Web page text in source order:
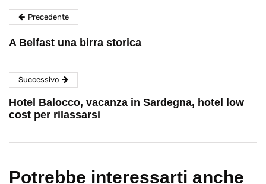
Precedente
A Belfast una birra storica
Successivo
Hotel Balocco, vacanza in Sardegna, hotel low
cost per rilassarsi
Potrebbe interessarti anche